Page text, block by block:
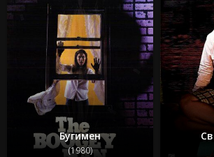
Бугимен
(1980)